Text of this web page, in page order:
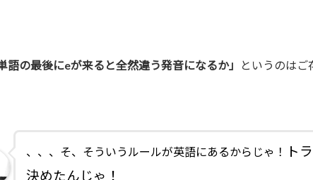
語の最後にeが来ると全然違う発音になるか」 というのはご
、、、そ、そういうルールが英語にあるからじゃ！
ト
決めたんじゃ！